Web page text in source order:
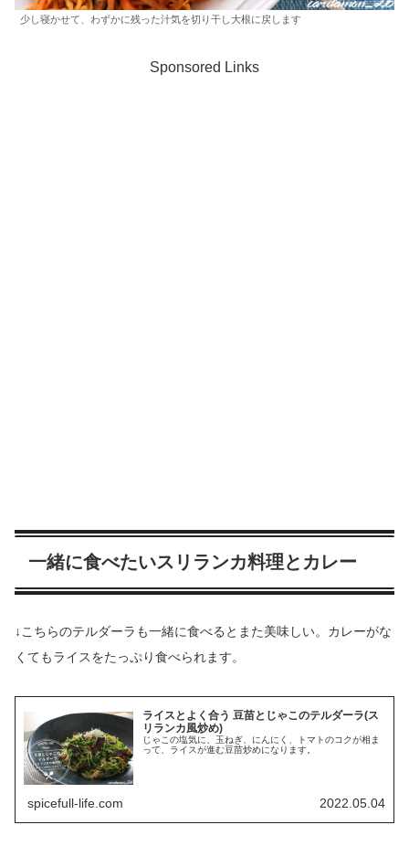
少し寝かせて、わずかに残った汁気を切り干し大根に戻します
Sponsored Links
一緒に食べたいスリランカ料理とカレー
↓こちらのテルダーラも一緒に食べるとまた美味しい。カレーがな
くてもライスをたっぷり食べられます。
ライスとよく合う 豆苗とじゃこのテルダーラ(ス
リランカ風炒め)
じゃこの塩気に、玉ねぎ、にんにく、トマトのコクが相ま
って、ライスが進む豆苗炒めになります。
spicefull-life.com 2022.05.04